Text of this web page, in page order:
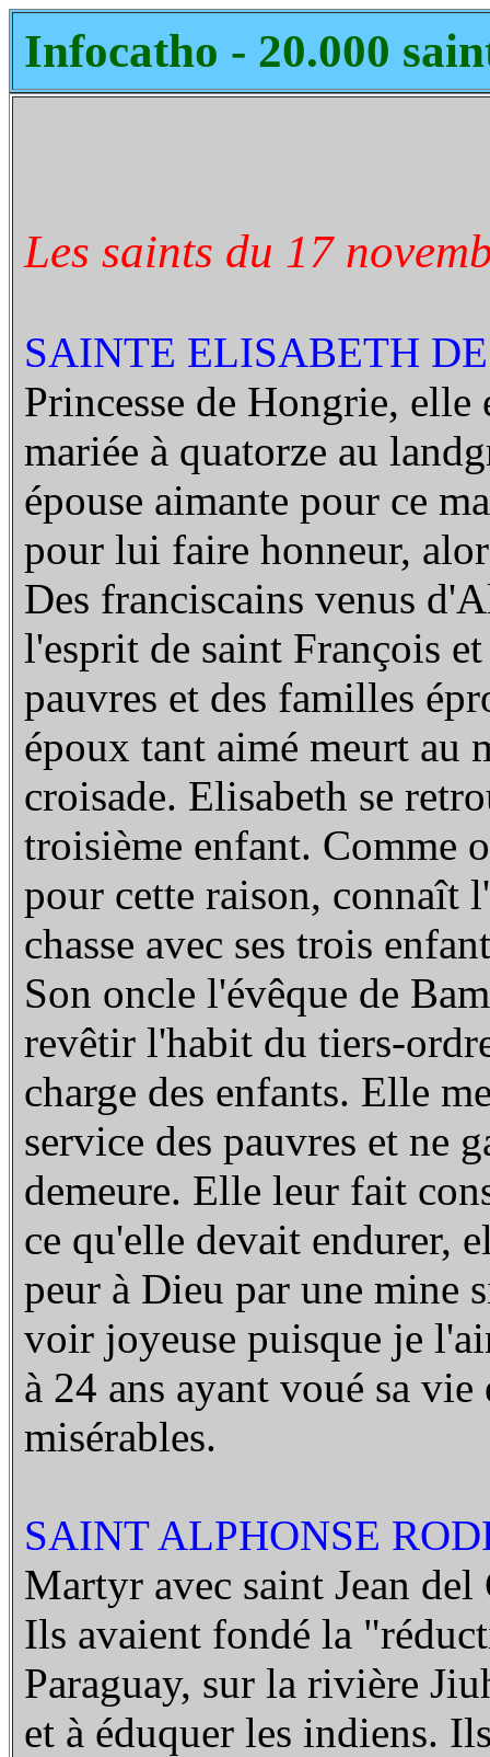
Infocatho - 20.000
Les saints du 17
SAINTE ELISABETH
Princesse de Hongrie, elle
mariée à quatorze au
épouse aimante pour ce
pour lui faire honneur,
Des franciscains venus
l'esprit de saint François
pauvres et des familles
époux tant aimé meurt au
croisade. Elisabeth se
troisième enfant. Comme
pour cette raison, connaît
chasse avec ses trois
Son oncle l'évêque de
revêtir l'habit du tiers-
charge des enfants. Elle
service des pauvres et ne
demeure. Elle leur fait
ce qu'elle devait endurer,
peur à Dieu par une mine
voir joyeuse puisque je
à 24 ans ayant voué sa vie
misérables.
SAINT ALPHONSE
Martyr avec saint Jean
Ils avaient fondé la
Paraguay, sur la rivière
et à éduquer les indiens.